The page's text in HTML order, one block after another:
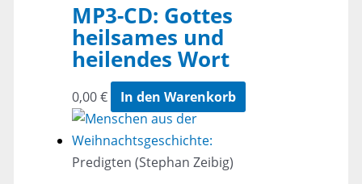
MP3-CD: Gottes
heilsames und
heilendes Wort
0,00€ In den Warenkorb
Predigten (Stephan Zeibig)